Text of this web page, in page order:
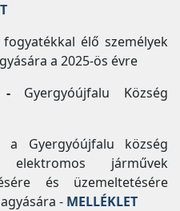
élő személyek
a 2025-ös évre
- Gyergyóújfalu Község
a Gyergyóújfalu község
járművek
és üzemeltetésére
- MELLÉKLET